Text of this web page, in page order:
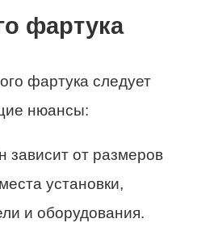
фартука
фартука следует
нюансы:
зависит от размеров
установки,
и оборудования.